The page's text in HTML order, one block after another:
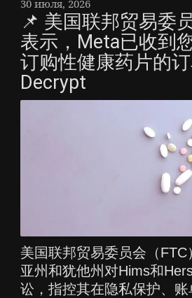
30 июля, 2026
📌 美国联邦贸易委
表示，Meta已收到
订购性健康药片的
Decrypt
美国联邦贸易委员会（
亚州和犹他州对Hims和
讼，指控其在隐私保护、